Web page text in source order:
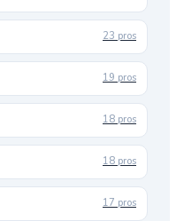
23 pros
19 pros
18 pros
18 pros
17 pros